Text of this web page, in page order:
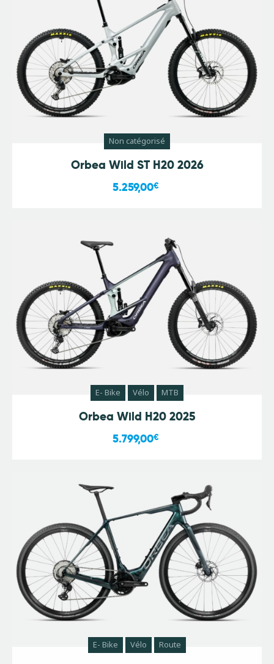
Non catégorisé
Orbea Wild ST H20 2026
5.259,00€
E- Bike Vélo MTB
Orbea Wild H20 2025
5.799,00€
E- Bike Vélo Route